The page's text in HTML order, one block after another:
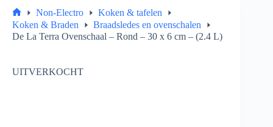
Home
Non-Electro
Koken & tafelen
Koken & Braden
Braadsledes en ovenschalen
De La Terra Ovenschaal – Rond – 30 x 6 cm – (2.4 L)
UITVERKOCHT